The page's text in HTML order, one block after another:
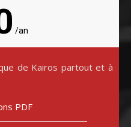
/an
de Kairos partout et à
PDF